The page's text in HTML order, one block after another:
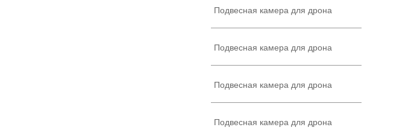
Подвесная камера для дрона
Подвесная камера для дрона
Подвесная камера для дрона
Подвесная камера для дрона